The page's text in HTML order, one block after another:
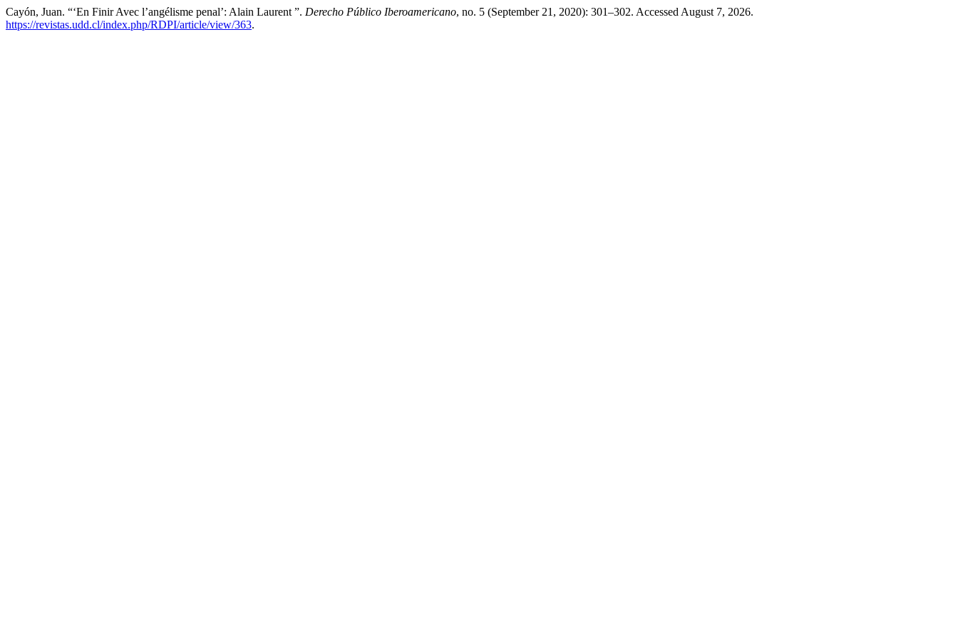
Cayón, Juan. “‘En Finir Avec l’angélisme penal’: Alain Laurent ”. Derecho Público Iberoamericano, no. 5 (September 21, 2020): 301–302. Accessed August 7, 2026.
https://revistas.udd.cl/index.php/RDPI/article/view/363.